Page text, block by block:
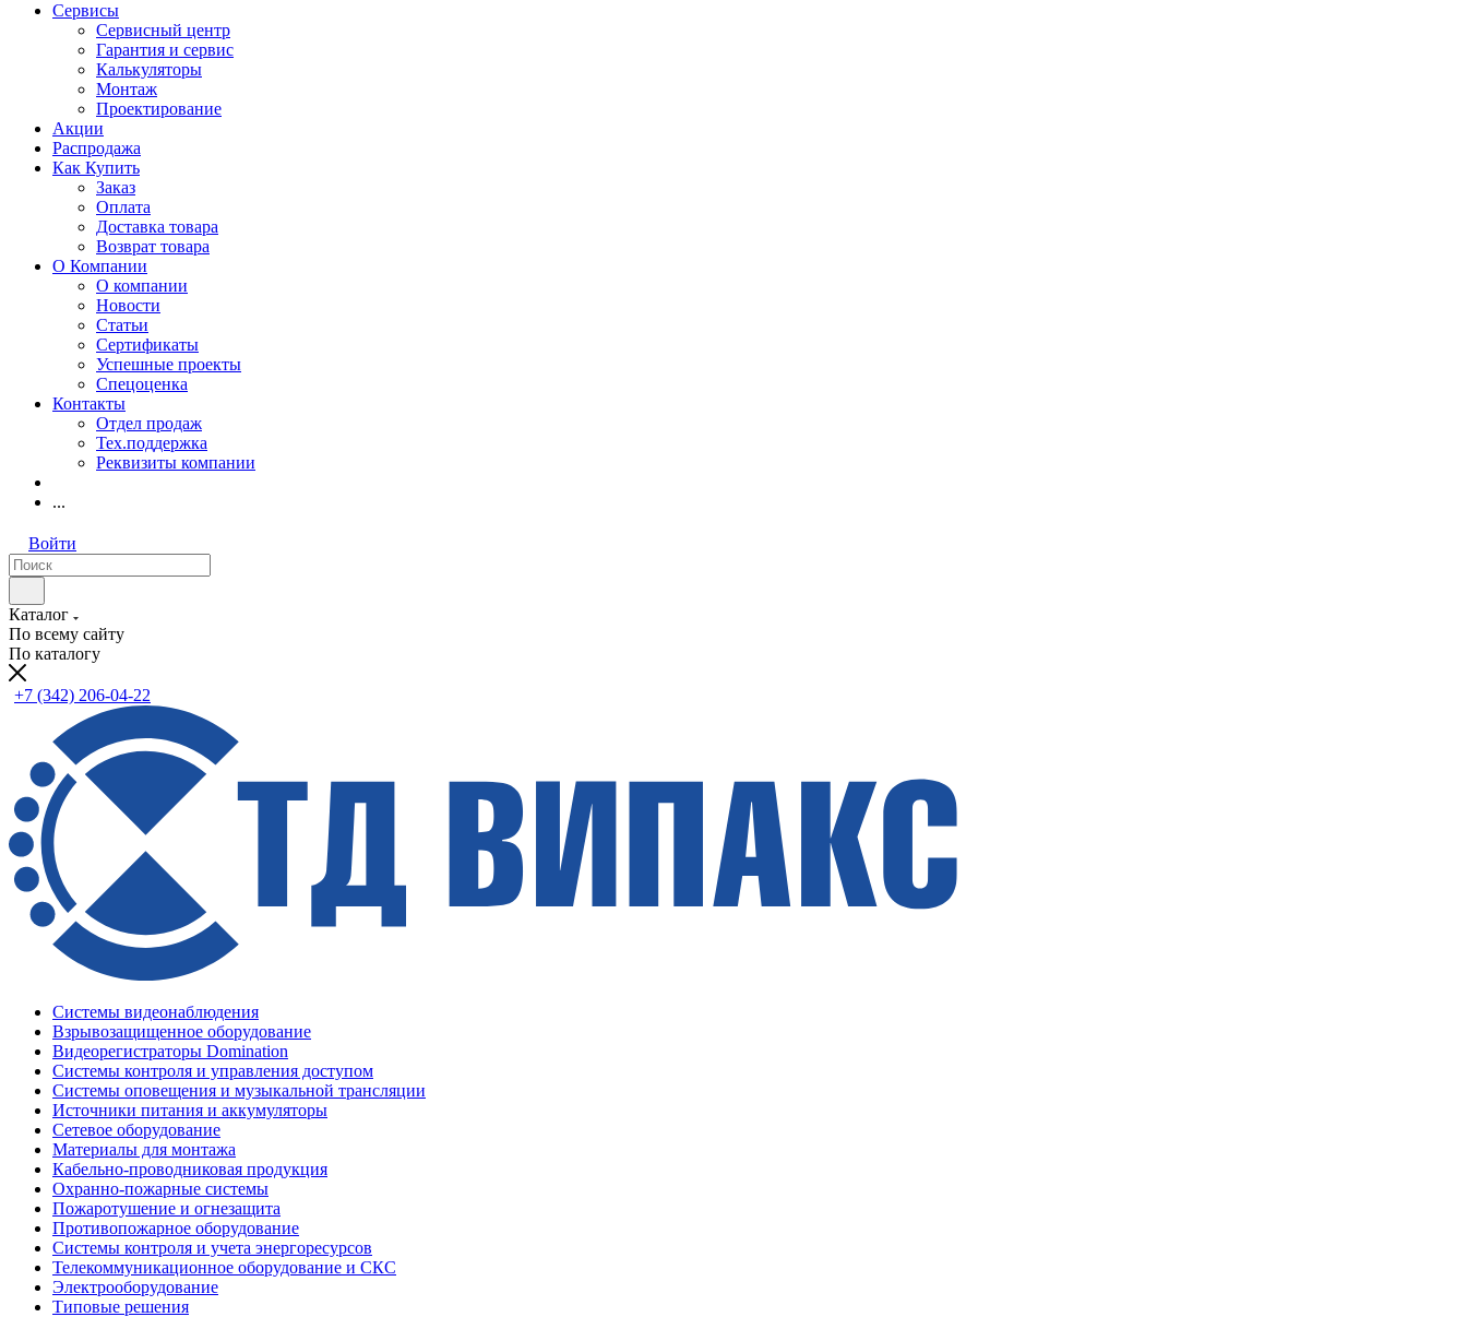
Сервисы
Сервисный центр
Гарантия и сервис
Калькуляторы
Монтаж
Проектирование
Акции
Распродажа
Как Купить
Заказ
Оплата
Доставка товара
Возврат товара
О Компании
О компании
Новости
Статьи
Сертификаты
Успешные проекты
Спецоценка
Контакты
Отдел продаж
Тех.поддержка
Реквизиты компании
...
Войти
Каталог
По всему сайту
По каталогу
+7 (342) 206-04-22
Системы видеонаблюдения
Взрывозащищенное оборудование
Видеорегистраторы Domination
Системы контроля и управления доступом
Системы оповещения и музыкальной трансляции
Источники питания и аккумуляторы
Сетевое оборудование
Материалы для монтажа
Кабельно-проводниковая продукция
Охранно-пожарные системы
Пожаротушение и огнезащита
Противопожарное оборудование
Системы контроля и учета энергоресурсов
Телекоммуникационное оборудование и СКС
Электрооборудование
Типовые решения